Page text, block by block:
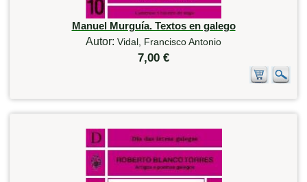
Manuel Murguía. Textos en galego
Autor: Vidal, Francisco Antonio
7,00 €